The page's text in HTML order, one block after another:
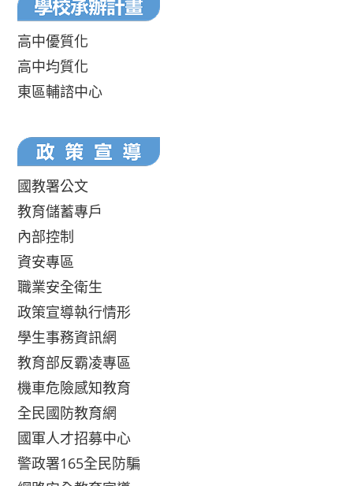
高中優質化
高中均質化
東區輔諮中心
國教署公文
教育儲蓄專戶
內部控制
資安專區
職業安全衛生
政策宣導執行情形
學生事務資訊網
教育部反霸凌專區
機車危險感知教育
全民國防教育網
國軍人才招募中心
警政署165全民防騙